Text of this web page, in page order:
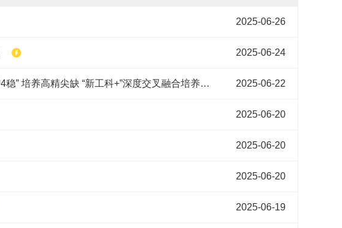
2025-06-26
2025-06-24
2025-06-22
2025新华网高考情报局丨电子科技大学：“1校2码3地，2升2增4稳” 培养高精尖缺 “新工科+”深度交叉融合培养
2025-06-20
2025-06-20
2025-06-20
2025-06-19